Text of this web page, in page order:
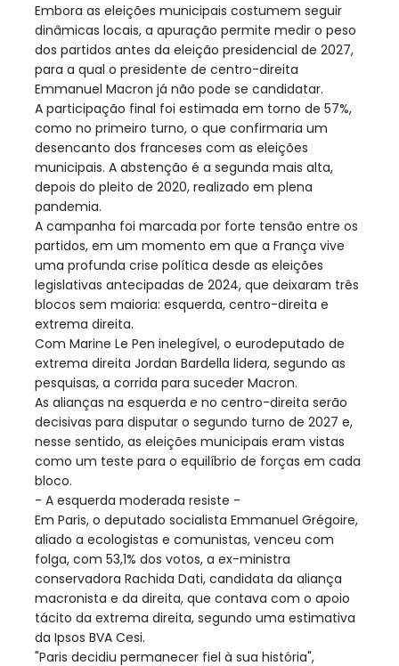
Embora as eleições municipais costumem seguir
dinâmicas locais, a apuração permite medir o peso
dos partidos antes da eleição presidencial de 2027,
para a qual o presidente de centro-direita
Emmanuel Macron já não pode se candidatar.
A participação final foi estimada em torno de 57%,
como no primeiro turno, o que confirmaria um
desencanto dos franceses com as eleições
municipais. A abstenção é a segunda mais alta,
depois do pleito de 2020, realizado em plena
pandemia.
A campanha foi marcada por forte tensão entre os
partidos, em um momento em que a França vive
uma profunda crise política desde as eleições
legislativas antecipadas de 2024, que deixaram três
blocos sem maioria: esquerda, centro-direita e
extrema direita.
Com Marine Le Pen inelegível, o eurodeputado de
extrema direita Jordan Bardella lidera, segundo as
pesquisas, a corrida para suceder Macron.
As alianças na esquerda e no centro-direita serão
decisivas para disputar o segundo turno de 2027 e,
nesse sentido, as eleições municipais eram vistas
como um teste para o equilíbrio de forças em cada
bloco.
- A esquerda moderada resiste -
Em Paris, o deputado socialista Emmanuel Grégoire,
aliado a ecologistas e comunistas, venceu com
folga, com 53,1% dos votos, a ex-ministra
conservadora Rachida Dati, candidata da aliança
macronista e da direita, que contava com o apoio
tácito da extrema direita, segundo uma estimativa
da Ipsos BVA Cesi.
"Paris decidiu permanecer fiel à sua história",